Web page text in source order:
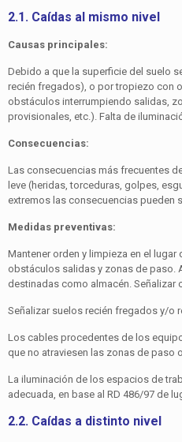
2.1. Caídas al mismo nivel
Causas principales:
Debido a que la superficie del suelo
recién fregados), o por tropiezo con
obstáculos interrumpiendo salidas,
provisionales, etc.). Falta de
Consecuencias:
Las consecuencias más frecuentes
leve (heridas, torceduras, golpes,
extremos las consecuencias pueden
Medidas preventivas:
Mantener orden y limpieza en el
obstáculos salidas y zonas de paso.
destinadas como almacén. Señalizar
Señalizar suelos recién fregados y/o
Los cables procedentes de los
que no atraviesen las zonas de paso
La iluminación de los espacios de
adecuada, en base al RD 486/97 de
2.2. Caídas a distinto nivel